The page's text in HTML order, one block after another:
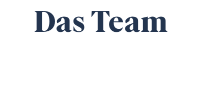
Das Team